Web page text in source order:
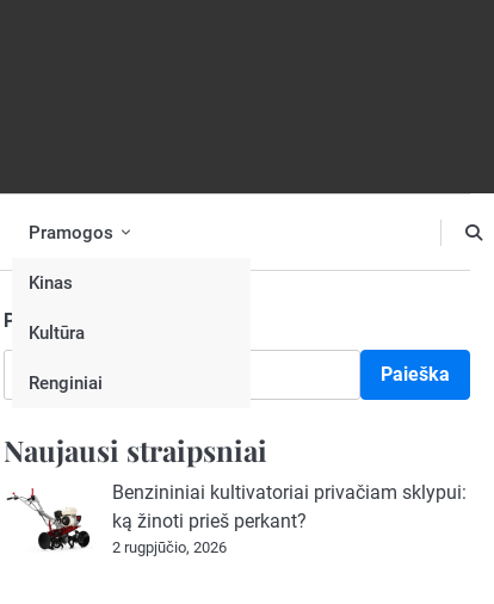
Pramogos
Kinas
Kultūra
Renginiai
Paieška
Paieška
Naujausi straipsniai
Benzininiai kultivatoriai privačiam sklypui:
ką žinoti prieš perkant?
2 rugpjūčio, 2026